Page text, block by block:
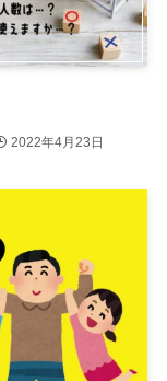
2022年4月23日